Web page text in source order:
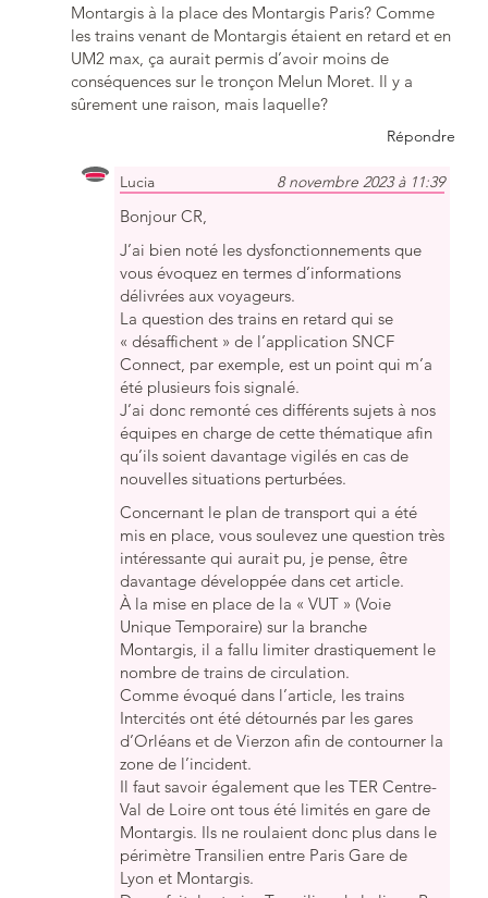
Montargis à la place des Montargis Paris? Comme
les trains venant de Montargis étaient en retard et en
UM2 max, ça aurait permis d’avoir moins de
conséquences sur le tronçon Melun Moret. Il y a
sûrement une raison, mais laquelle?
Répondre
Lucia 8 novembre 2023 à 11:39
Bonjour CR,
J’ai bien noté les dysfonctionnements que
vous évoquez en termes d’informations
délivrées aux voyageurs.
La question des trains en retard qui se
« désaffichent » de l’application SNCF
Connect, par exemple, est un point qui m’a
été plusieurs fois signalé.
J’ai donc remonté ces différents sujets à nos
équipes en charge de cette thématique afin
qu’ils soient davantage vigilés en cas de
nouvelles situations perturbées.
Concernant le plan de transport qui a été
mis en place, vous soulevez une question très
intéressante qui aurait pu, je pense, être
davantage développée dans cet article.
À la mise en place de la « VUT » (Voie
Unique Temporaire) sur la branche
Montargis, il a fallu limiter drastiquement le
nombre de trains de circulation.
Comme évoqué dans l’article, les trains
Intercités ont été détournés par les gares
d’Orléans et de Vierzon afin de contourner la
zone de l’incident.
Il faut savoir également que les TER Centre-
Val de Loire ont tous été limités en gare de
Montargis. Ils ne roulaient donc plus dans le
périmètre Transilien entre Paris Gare de
Lyon et Montargis.